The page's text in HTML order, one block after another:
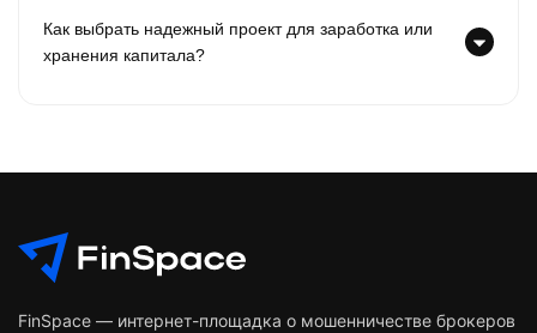
Как выбрать надежный проект для заработка или
хранения капитала?
FinSpace — интернет-площадка о мошенничестве брокеров